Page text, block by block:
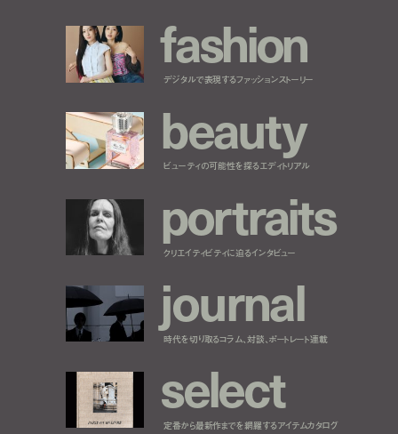
fashion
デジタルで表現するファッションストーリー
beauty
ビューティの可能性を探るエディトリアル
portraits
クリエイティビティに迫るインタビュー
journal
時代を切り取るコラム、対談、ポートレート連載
select
定番から最新作までを網羅するアイテムカタログ